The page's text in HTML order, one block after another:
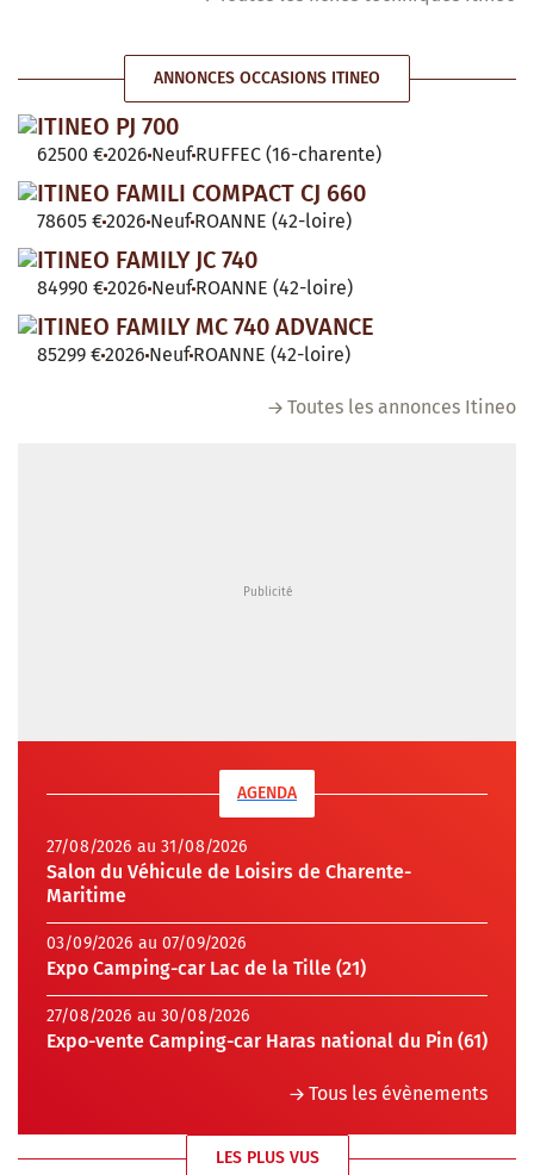
ANNONCES OCCASIONS ITINEO
ITINEO PJ 700
62500 €2026 Neuf RUFFEC (16-charente)
ITINEO FAMILI COMPACT CJ 660
78605 €2026 Neuf ROANNE (42-loire)
ITINEO FAMILY JC 740
84990 €2026 Neuf ROANNE (42-loire)
ITINEO FAMILY MC 740 ADVANCE
85299 €2026 Neuf ROANNE (42-loire)
Toutes les annonces Itineo
AGENDA
27/08/2026 au 31/08/2026
Salon du Véhicule de Loisirs de Charente-
Maritime
03/09/2026 au 07/09/2026
Expo Camping-car Lac de la Tille (21)
27/08/2026 au 30/08/2026
Expo-vente Camping-car Haras national du Pin (61)
Tous les évènements
LES PLUS VUS